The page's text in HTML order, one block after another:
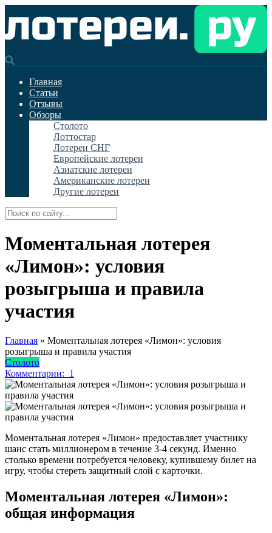
Главная
Статьи
Отзывы
Обзоры
Столото
Лоттостар
Лотереи СНГ
Европейские лотереи
Азиатские лотереи
Американские лотереи
Другие лотереи
Моментальная лотерея
«Лимон»: условия
розыгрыша и правила
участия
Главная » Моментальная лотерея «Лимон»: условия
розыгрыша и правила участия
Столото
Комментарии: 1
Моментальная лотерея «Лимон» предоставляет участнику
шанс стать миллионером в течение 3-4 секунд. Именно
столько времени потребуется человеку, купившему билет на
игру, чтобы стереть защитный слой с карточки.
Моментальная лотерея «Лимон»:
общая информация